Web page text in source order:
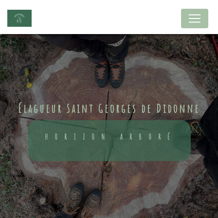
élagueur Saint Georges de Didonne
HORIZON ARBORÉ